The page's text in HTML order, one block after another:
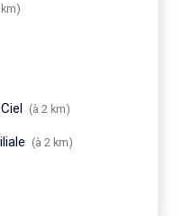
(à 2 km)
(à 2 km)